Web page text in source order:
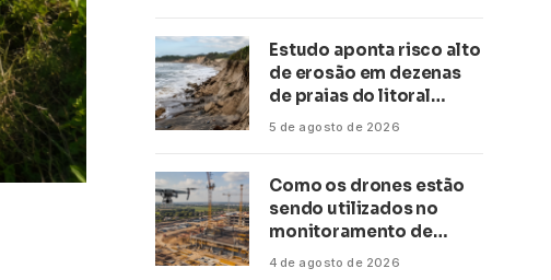
Estudo aponta risco alto
de erosão em dezenas
de praias do litoral
paulista
5 de agosto de 2026
Como os drones estão
sendo utilizados no
monitoramento de
obras de grande porte?
4 de agosto de 2026